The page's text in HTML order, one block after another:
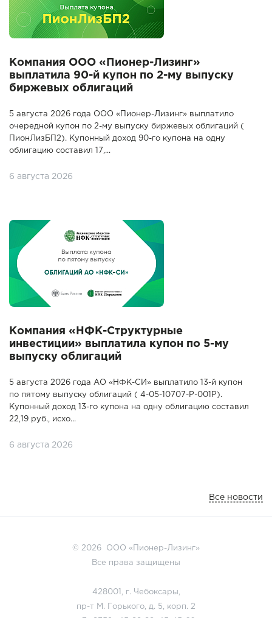
Компания ООО «Пионер-Лизинг»
выплатила 90-й купон по 2-му выпуску
биржевых облигаций
5 августа 2026 года ООО «Пионер-Лизинг» выплатило
очередной купон по 2-му выпуску биржевых облигаций (
ПионЛизБП2). Купонный доход 90-го купона на одну
облигацию составил 17,...
6 августа 2026
Компания «НФК-Структурные
инвестиции» выплатила купон по 5-му
выпуску облигаций
5 августа 2026 года АО «НФК-СИ» выплатило 13-й купон
по пятому выпуску облигаций ( 4-05-10707-P-001P).
Купонный доход 13-го купона на одну облигацию составил
22,19 руб., исхо...
6 августа 2026
Все новости
© 2026 ООО «Пионер-Лизинг»
Все права защищены
428001, г. Чебоксары,
пр-т М. Горького, д. 5, корп. 2